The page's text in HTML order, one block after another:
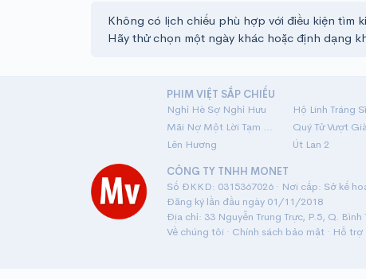
Không có lịch chiếu phù hợp với điều kiện tìm
Hãy thử chọn một ngày khác hoặc định dạng
PHIM VIỆT SẮP CHIẾU
Nghỉ Hè Sợ Nghỉ Hưu
Mãi Nợ Một Lời Tạm Biệt
Quý Tử Vượt
Lên Hương
Út Lan 2
CÔNG TY TNHH MONET
Số ĐKKD: 0315367026 · Nơi cấp: Sở kế
Đăng ký lần đầu ngày 01/11/2018
Địa chỉ: 33 Nguyễn Trung Trực, P.5, Q.
Về chúng tôi · Chính sách bảo mật· Hỗ trợ